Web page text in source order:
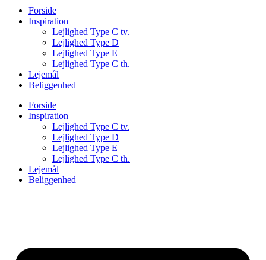
Forside
Inspiration
Lejlighed Type C tv.
Lejlighed Type D
Lejlighed Type E
Lejlighed Type C th.
Lejemål
Beliggenhed
Forside
Inspiration
Lejlighed Type C tv.
Lejlighed Type D
Lejlighed Type E
Lejlighed Type C th.
Lejemål
Beliggenhed